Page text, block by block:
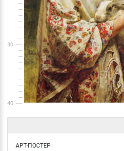
30
40
АРТ-ПОСТЕР